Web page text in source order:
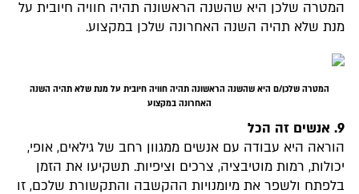
המטרה שלכן היא שהשנה הראשונה תהיה חוויה חיובית על
מנת שלא תהיה השנה האחרונה שלכן במקצוע.
המטרה שלכן/ם היא שהשנה הראשונה תהיה חוויה חיובית על מנת שלא תהיה השנה
האחרונה במקצוע
9. אנשים זה הכל
הוראה היא עבודה עם אנשים ממגוון רחב של גילאים, אופי,
יכולות, רמות מוטיבציה, צרכים וציפיות. תשקיעו את הזמן
בלפתח ולשפר את מיומנויות ההקשבה והתקשורת שלכם, זו